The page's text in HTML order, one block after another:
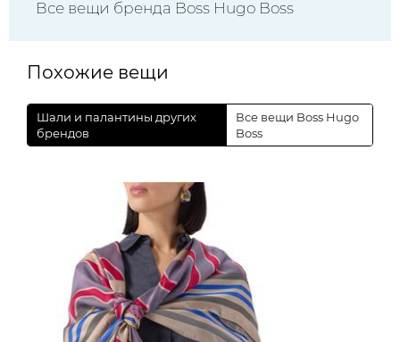
Все вещи бренда Boss Hugo Boss
Похожие вещи
Шали и палантины других
брендов
Все вещи Boss Hugo
Boss